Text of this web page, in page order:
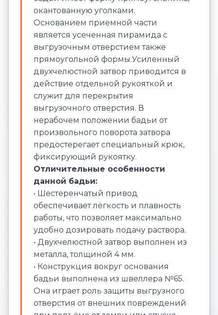
окантованную уголками.
Основанием приемной части
является усеченная пирамида с
выгрузочным отверстием также
прямоугольной формы.Усиленный
двухчелюстной затвор приводится в
действие отдельной рукояткой и
служит для перекрытия
выгрузочного отверстия. В
нерабочем положении бадьи от
произвольного поворота затвора
предостерегает специальный крюк,
фиксирующий рукоятку.
Отличительные особенности
данной бадьи:
• Шестеренчатый привод
обеспечивает лёгкость и плавность
работы, что позволяет максимально
удобно дозировать подачу раствора.
• Двухчелюстной затвор выполнен из
металла, толщиной 4 мм.
• Конструкция вокруг основания
бадьи выполнена из швеллера №65.
Она играет роль защиты выгрузного
отверстия от внешних повреждений